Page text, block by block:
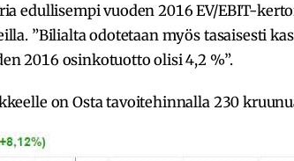
edullisempi vuoden 2016 EV/EBIT-
”Bilialta odotetaan myös tasaisesti
2016 osinkotuotto olisi 4,2 %”.
on Osta tavoitehinnalla 230